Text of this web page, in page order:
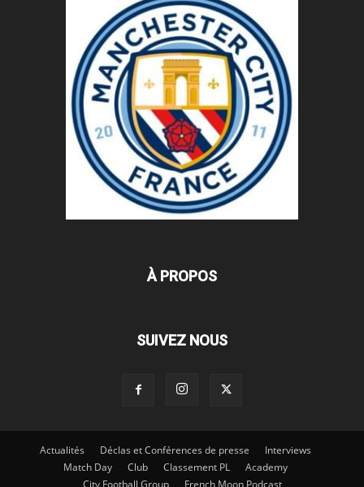
À PROPOS
SUIVEZ NOUS
Actualités Déclas et Conférences de presse
Interviews
Match Day
Club Classement PL
Academy
City Football Group
French Moon Podcast